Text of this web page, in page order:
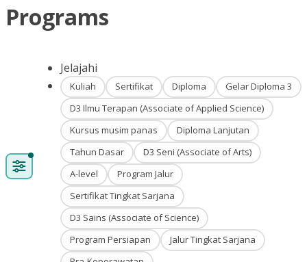
Programs
Jelajahi
Kuliah Sertifikat Diploma
Gelar Diploma 3
D3 Ilmu Terapan (Associate of Applied Science)
Kursus musim panas
Diploma Lanjutan
Tahun Dasar
D3 Seni (Associate of Arts)
A-level
Program Jalur
Sertifikat Tingkat Sarjana
D3 Sains (Associate of Science)
Program Persiapan
Jalur Tingkat Sarjana